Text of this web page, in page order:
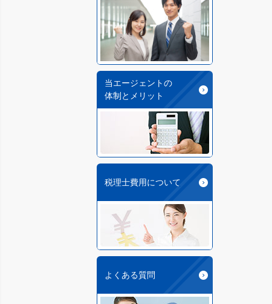
当エージェントの
体制とメリット
税理士費用について
よくある質問